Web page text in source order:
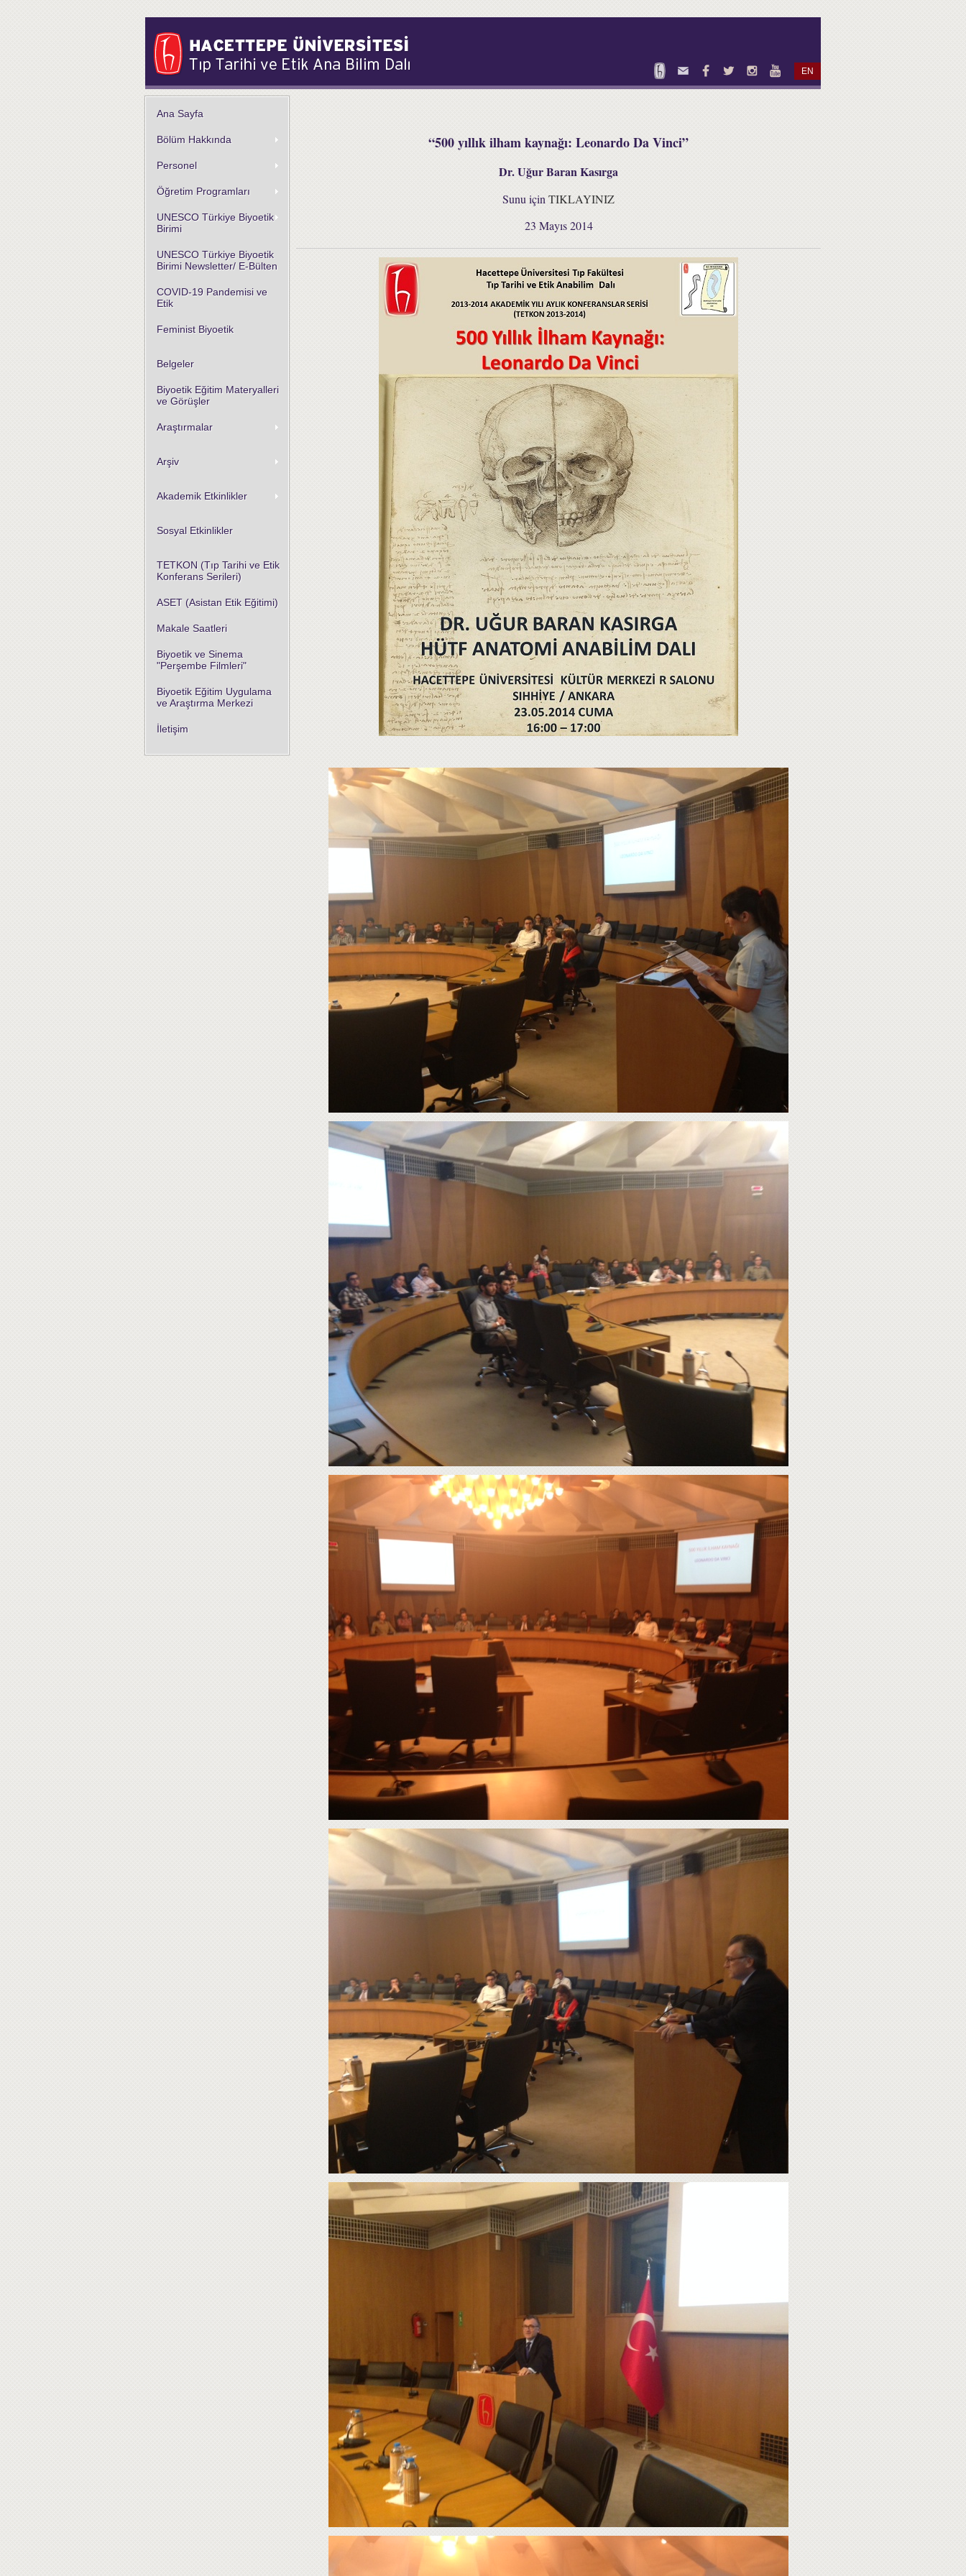
EN
Ana Sayfa
Bölüm Hakkında
Personel
Öğretim Programları
UNESCO Türkiye Biyoetik
Birimi
UNESCO Türkiye Biyoetik
Birimi Newsletter/ E-Bülten
COVID-19 Pandemisi ve
Etik
Feminist Biyoetik
Belgeler
Biyoetik Eğitim Materyalleri
ve Görüşler
Araştırmalar
Arşiv
Akademik Etkinlikler
Sosyal Etkinlikler
TETKON (Tıp Tarihi ve Etik
Konferans Serileri)
ASET (Asistan Etik Eğitimi)
Makale Saatleri
Biyoetik ve Sinema
"Perşembe Filmleri"
Biyoetik Eğitim Uygulama
ve Araştırma Merkezi
İletişim
“500 yıllık ilham kaynağı: Leonardo Da Vinci”
Dr. Uğur Baran Kasırga
Sunu için TIKLAYINIZ
23 Mayıs 2014